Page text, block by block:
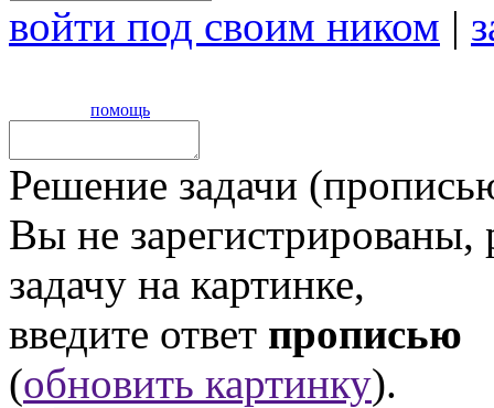
войти под своим ником |
помощь
Решение задачи
Вы не
задачу на картинке,
введите ответ прописью
(обновить картинку).